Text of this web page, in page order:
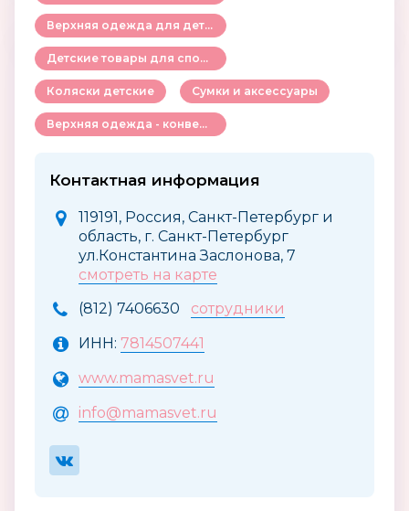
Верхняя одежда для детей
Детские товары для спорта и активного отдыха
Коляски детские Сумки и аксессуары
Верхняя одежда - конверты, комбинезоны и др.
Контактная информация
119191, Россия, Санкт-Петербург и
область, г. Санкт-Петербург
ул.Константина Заслонова, 7
смотреть на карте
(812) 7406630 сотрудники
ИНН: 7814507441
www.mamasvet.ru
info@mamasvet.ru